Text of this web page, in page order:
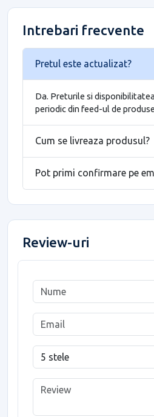
Intrebari frecvente
Pretul este actualizat?
Da. Preturile si
periodic din feed-ul de
Cum se livreaza produsul?
Pot primi confirmare pe
Review-uri